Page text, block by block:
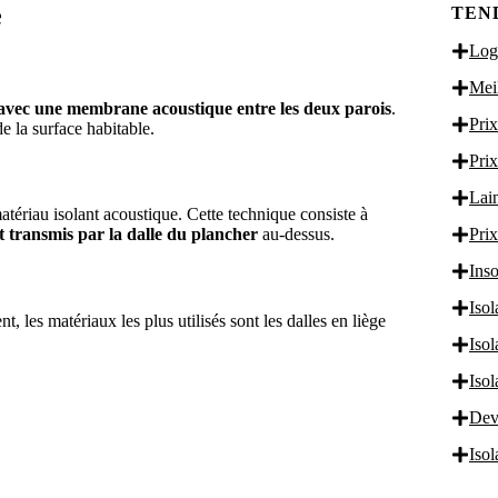
une membrane acoustique entre les deux parois.
la surface habitable.
isolant acoustique. Cette technique consiste à
transmis par la dalle du plancher au-dessus.
les matériaux les plus utilisés sont les dalles en liège